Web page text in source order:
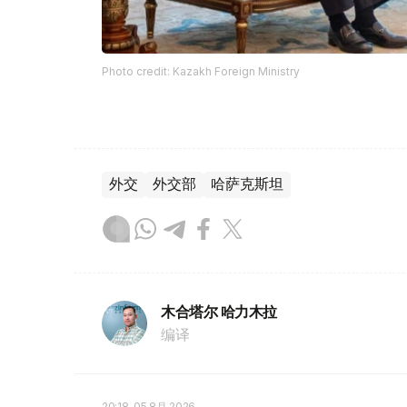
Photo credit: Kazakh Foreign Ministry
外交 外交部 哈萨克斯坦
木合塔尔 哈力木拉
编译